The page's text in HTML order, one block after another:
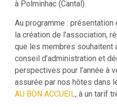
à Polminhac (Cantal).
Au programme :
la création de l’association,
que les membres souhaitent
conseil d’administration et
perspectives pour l’année à
assurée par nos hôtes dans
AU BON ACCUEIL, à un tarif